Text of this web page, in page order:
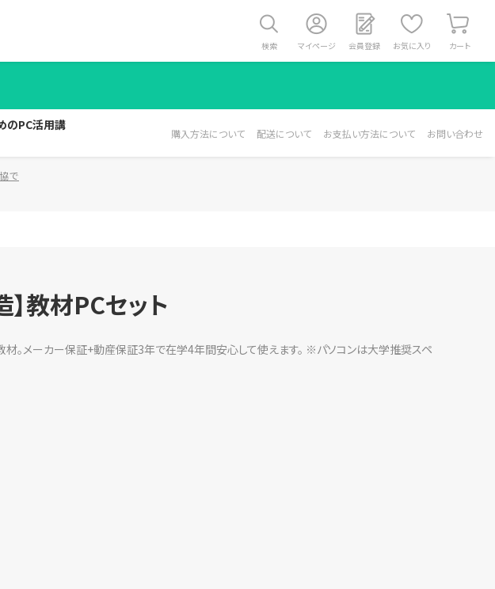
検索 マイページ 会員登録 お気に入り カート
のPC活用講
購入方法について 配送について お支払い方法について お問い合わせ
で
】教材PCセット
。メーカー保証+動産保証3年で在学4年間安心して使えます。 ※パソコンは大学推奨スペ